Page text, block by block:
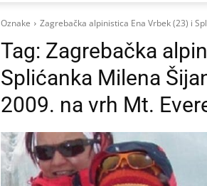
Oznake Zagrebačka alpinistica Ena Vrbek (23) i
Tag: Zagrebačka
Splićanka Milena
2009. na vrh Mt.